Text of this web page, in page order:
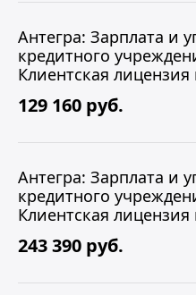
Антегра: Зарплата и
кредитного
Клиентская
129 160 руб.
Антегра: Зарплата и
кредитного
Клиентская
243 390 руб.